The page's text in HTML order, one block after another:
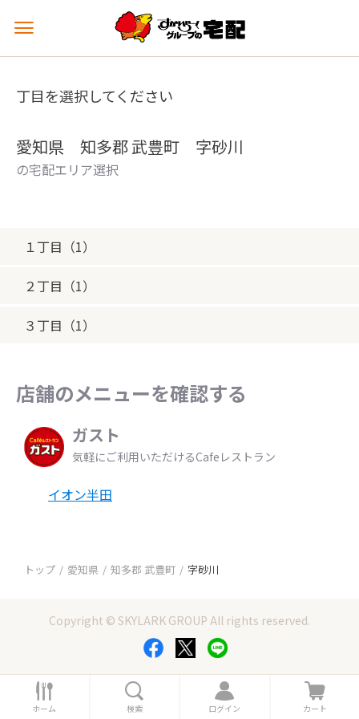
メ
ュ
を
丁目を選択してください
愛知県 知多郡 武豊町 字砂川
の宅配エリア選択
１丁目（1）
２丁目（1）
３丁目（1）
店舗のメニューを確認する
ガスト
気軽にご利用いただけるCafeレストラン
イオン半田
トップ 愛知県 知多郡 武豊町 字砂川
Copyright © SKYLARK GROUP All rights reserved.
ホ
ー
ホーム 索
検索
ロ
グ
ログイン
カ
ー
カート